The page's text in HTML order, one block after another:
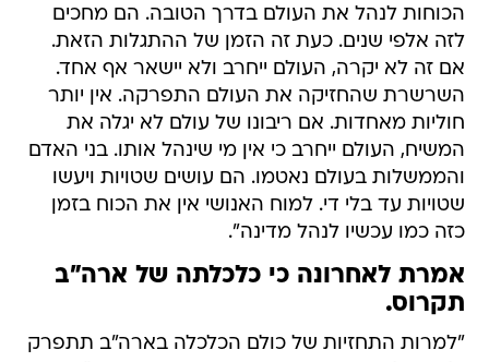
הכוחות לנהל את העולם בדרך הטובה. הם מחכים
לזה אלפי שנים. כעת זה הזמן של ההתגלות הזאת.
אם זה לא יקרה, העולם ייחרב ולא יישאר אף אחד.
השרשרת שהחזיקה את העולם התפרקה. אין יותר
חוליות מאחדות. אם ריבונו של עולם לא יגלה את
המשיח, העולם ייחרב כי אין מי שינהל אותו. בני האדם
והממשלות בעולם נאטמו. הם עושים שטויות ויעשו
שטויות עד בלי די. למוח האנושי אין את הכוח בזמן
כזה כמו עכשיו לנהל מדינה".
אמרת לאחרונה כי כלכלתה של ארה"ב
תקרוס.
"למרות התחזיות של כולם הכלכלה בארה"ב תתפרק